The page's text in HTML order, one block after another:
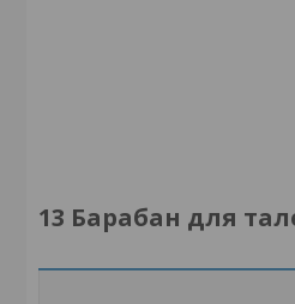
13 Барабан для